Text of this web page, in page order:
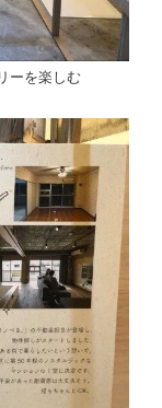
ーを楽しむ